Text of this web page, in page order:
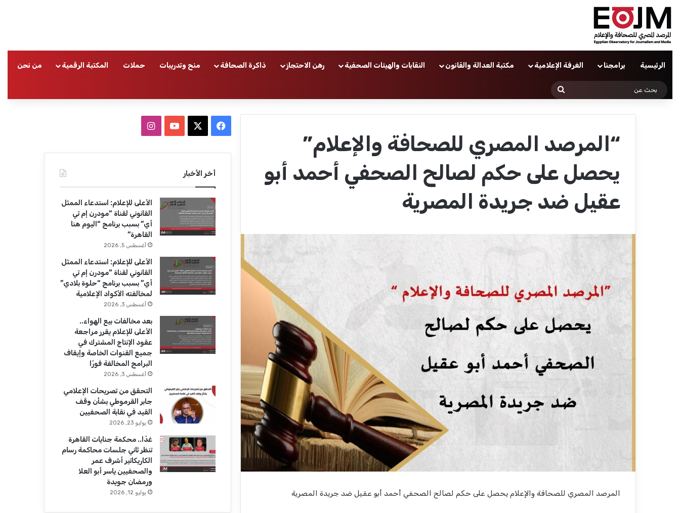
الرئيسية برامجنا الغرفة الإعلامية مكتبة العدالة والقانون النقابات والهيئات الصحفية رهن الاحتجاز ذاكرة الصحافة منح وتدريبات حملات المكتبة الرقمية من نحن
“المرصد المصري للصحافة والإعلام”
يحصل على حكم لصالح الصحفي أحمد أبو
عقيل ضد جريدة المصرية
المرصد المصري للصحافة والإعلام يحصل على حكم لصالح الصحفي أحمد أبو عقيل ضد جريدة المصرية
ب
و
ك
u
T
u
e
ا
ت
ق
ر
ا
م
أخر الأخبار
الأعلى للإعلام: استدعاء الممثل
القانوني لقناة “مودرن إم تي
أي” بسبب برنامج “اليوم هنا
القاهرة”
أغسطس 5, 2026
الأعلى للإعلام: استدعاء الممثل
القانوني لقناة “مودرن إم تي
أي” بسبب برنامج “حلوة بلادي”
لمخالفته الأكواد الإعلامية
أغسطس 3, 2026
بعد مخالفات بيع الهواء..
الأعلى للإعلام يقرر مراجعة
عقود الإنتاج المشترك في
جميع القنوات الخاصة وإيقاف
البرامج المخالفة فورًا
أغسطس 3, 2026
التحقق من تصريحات الإعلامي
جابر القرموطي بشأن وقف
القيد في نقابة الصحفيين
يوليو 23, 2026
غدًا.. محكمة جنايات القاهرة
تنظر ثاني جلسات محاكمة رسام
الكاريكاتير أشرف عمر
والصحفيين ياسر أبو العلا
ورمضان جويدة
يوليو 12, 2026